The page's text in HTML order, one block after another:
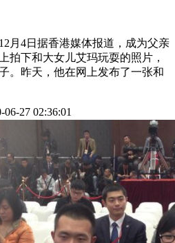
月4日据香港媒体报道，成为父亲
拍下和大女儿艾玛玩耍的照片，
。昨天，他在网上发布了一张和
27 02:36:01